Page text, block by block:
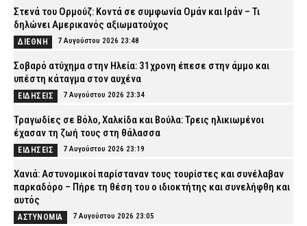
Στενά του Ορμούζ: Κοντά σε συμφωνία Ομάν και Ιράν – Τι
δηλώνει Αμερικανός αξιωματούχος
ΔΙΕΘΝΗ 7 Αυγούστου 2026 23:48
Σοβαρό ατύχημα στην Ηλεία: 31χρονη έπεσε στην άμμο και
υπέστη κάταγμα στον αυχένα
ΕΙΔΗΣΕΙΣ 7 Αυγούστου 2026 23:34
Τραγωδίες σε Βόλο, Χαλκίδα και Βούλα: Τρεις ηλικιωμένοι
έχασαν τη ζωή τους στη θάλασσα
ΕΙΔΗΣΕΙΣ 7 Αυγούστου 2026 23:19
Χανιά: Αστυνομικοί παρίσταναν τους τουρίστες και συνέλαβαν
παρκαδόρο – Πήρε τη θέση του ο ιδιοκτήτης και συνελήφθη και
αυτός
ΑΣΤΥΝΟΜΙΑ 7 Αυγούστου 2026 23:05